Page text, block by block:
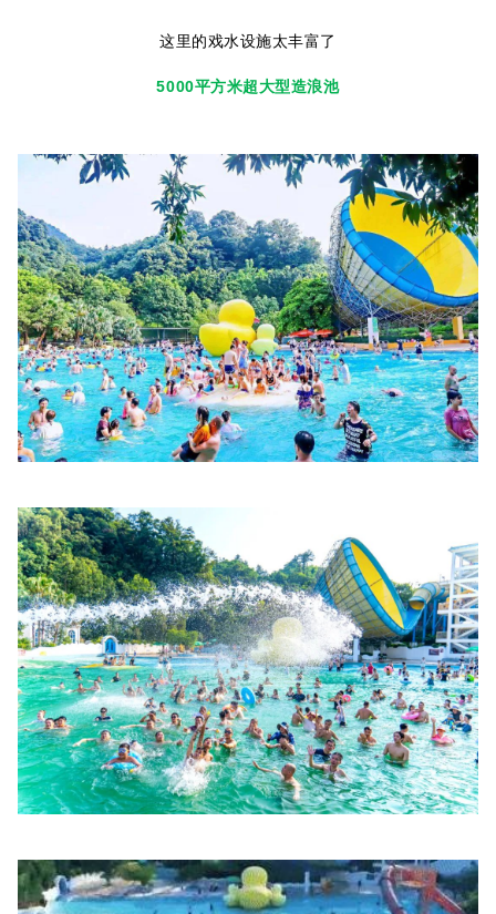
这里的戏水设施太丰富了
5000平方米超大型造浪池